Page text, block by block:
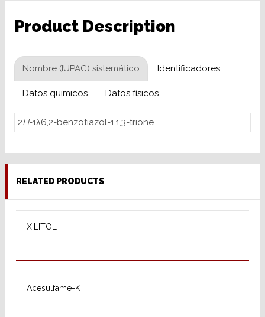
Product Description
Nombre (IUPAC) sistemático Identificadores
Datos químicos Datos físicos
2H-1λ6,2-benzotiazol-1,1,3-trione
RELATED PRODUCTS
XILITOL
READ MORE
Acesulfame-K
SELECT OPTIONS